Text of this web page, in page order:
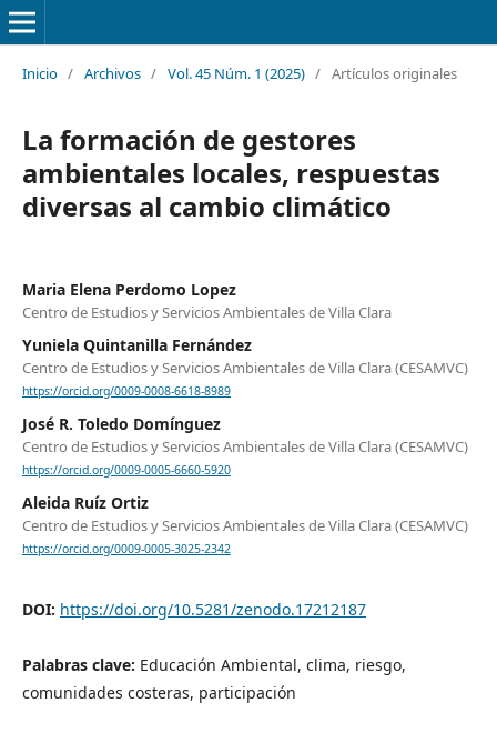
Inicio / Archivos / Vol. 45 Núm. 1 (2025) / Artículos originales
La formación de gestores
ambientales locales, respuestas
diversas al cambio climático
Maria Elena Perdomo Lopez
Centro de Estudios y Servicios Ambientales de Villa Clara
Yuniela Quintanilla Fernández
Centro de Estudios y Servicios Ambientales de Villa Clara (CESAMVC)
https://orcid.org/0009-0008-6618-8989
José R. Toledo Domínguez
Centro de Estudios y Servicios Ambientales de Villa Clara (CESAMVC)
https://orcid.org/0009-0005-6660-5920
Aleida Ruíz Ortiz
Centro de Estudios y Servicios Ambientales de Villa Clara (CESAMVC)
https://orcid.org/0009-0005-3025-2342
DOI: https://doi.org/10.5281/zenodo.17212187
Palabras clave: Educación Ambiental, clima, riesgo,
comunidades costeras, participación